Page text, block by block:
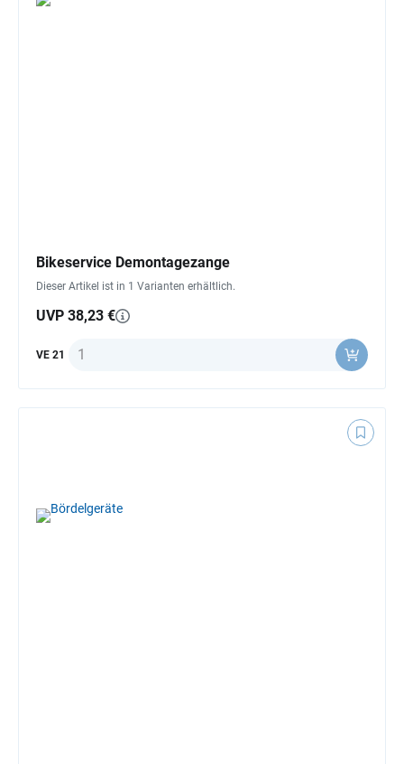
Bikeservice Demontagezange
Dieser Artikel ist in 1 Varianten erhältlich.
UVP 38,23 €
VE 21 Anzahl